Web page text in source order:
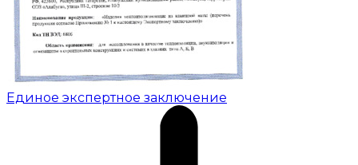
Единое экспертное заключение